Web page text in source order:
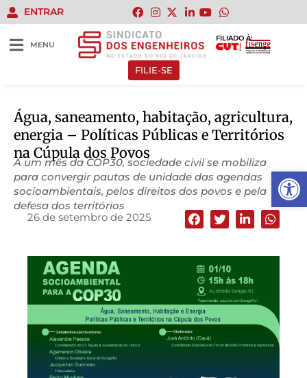
Abrir
ENTRAR
MENU
FILIADO À:
FILIE-SE
Água, saneamento, habitação, agricultura,
energia – Políticas Públicas e Territórios
na Cúpula dos Povos
A um mês da COP30, sociedade civil se mobiliza
para convergir pautas de unidade das agendas
socioambientais, pelos direitos dos povos e pela
defesa dos territórios
26 de setembro de 2025